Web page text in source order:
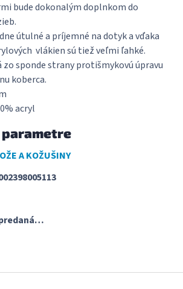
bude dokonalým doplnkom do
útulné a príjemné na dotyk a vďaka
vlákien sú tiež veľmi ľahké.
zo sponde strany protišmykovú úpravu
koberca.
acryl
A KOŽUŠINY